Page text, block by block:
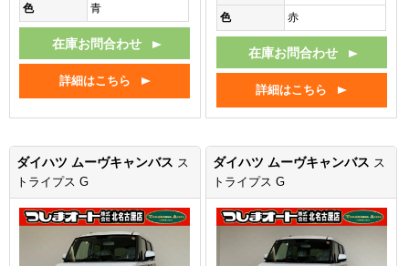
色
青
在庫お問合わせ
詳細はこちら
色
赤
在庫お問合わせ
詳細はこちら
ダイハツ ムーヴキャンバス ス
トライプス G
ダイハツ ムーヴキャンバス ス
トライプス G